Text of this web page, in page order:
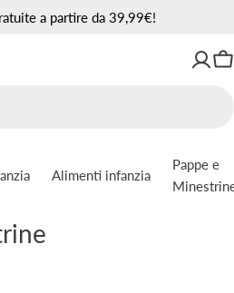
a partire da 39,99€!
Alimenti infanzia
Pappe e